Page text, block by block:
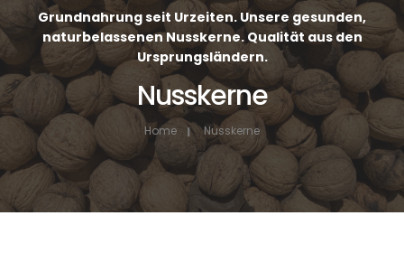
Grundnahrung seit Urzeiten. Unsere gesunden,
naturbelassenen Nusskerne. Qualität aus den
Ursprungsländern.
Nusskerne
Home Nusskerne